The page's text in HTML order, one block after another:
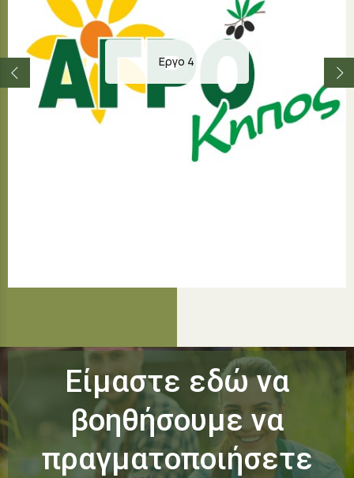
Εργο 4
Είμαστε εδώ να
βοηθήσουμε να
πραγματοποιήσετε